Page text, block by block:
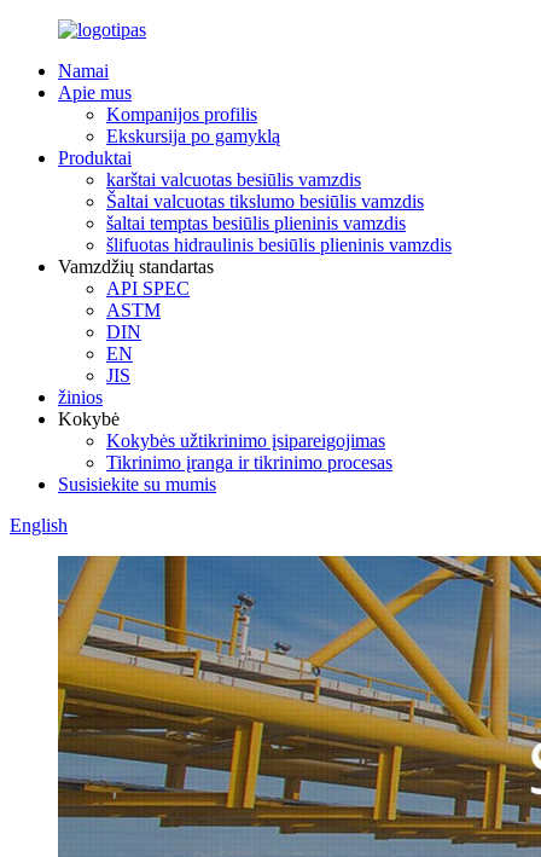
Namai
Apie mus
Kompanijos profilis
Ekskursija po gamyklą
Produktai
karštai valcuotas besiūlis vamzdis
Šaltai valcuotas tikslumo besiūlis vamzdis
šaltai temptas besiūlis plieninis vamzdis
šlifuotas hidraulinis besiūlis plieninis vamzdis
Vamzdžių standartas
API SPEC
ASTM
DIN
EN
JIS
žinios
Kokybė
Kokybės užtikrinimo įsipareigojimas
Tikrinimo įranga ir tikrinimo procesas
Susisiekite su mumis
English